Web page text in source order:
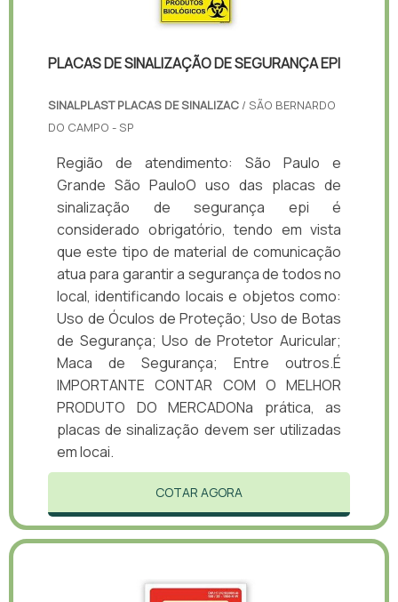
PLACAS DE SINALIZAÇÃO DE SEGURANÇA EPI
SINALPLAST PLACAS DE SINALIZAC / SÃO BERNARDO
DO CAMPO - SP
Região de atendimento: São Paulo e
Grande São PauloO uso das placas de
sinalização de segurança epi é
considerado obrigatório, tendo em vista
que este tipo de material de comunicação
atua para garantir a segurança de todos no
local, identificando locais e objetos como:
Uso de Óculos de Proteção; Uso de Botas
de Segurança; Uso de Protetor Auricular;
Maca de Segurança; Entre outros.É
IMPORTANTE CONTAR COM O MELHOR
PRODUTO DO MERCADONa prática, as
placas de sinalização devem ser utilizadas
em locai.
COTAR AGORA